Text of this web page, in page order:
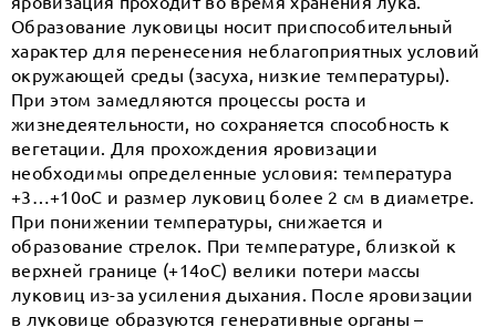
Образование луковицы носит приспособительный
характер для перенесения неблагоприятных условий
окружающей среды (засуха, низкие температуры).
При этом замедляются процессы роста и
жизнедеятельности, но сохраняется способность к
вегетации. Для прохождения яровизации
необходимы определенные условия: температура
+3…+10оС и размер луковиц более 2 см в диаметре.
При понижении температуры, снижается и
образование стрелок. При температуре, близкой к
верхней границе (+14оС) велики потери массы
луковиц из-за усиления дыхания. После яровизации
в луковице образуются генеративные органы –